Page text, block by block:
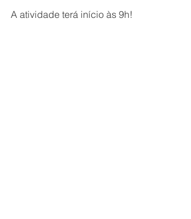
A atividade terá início às 9h!